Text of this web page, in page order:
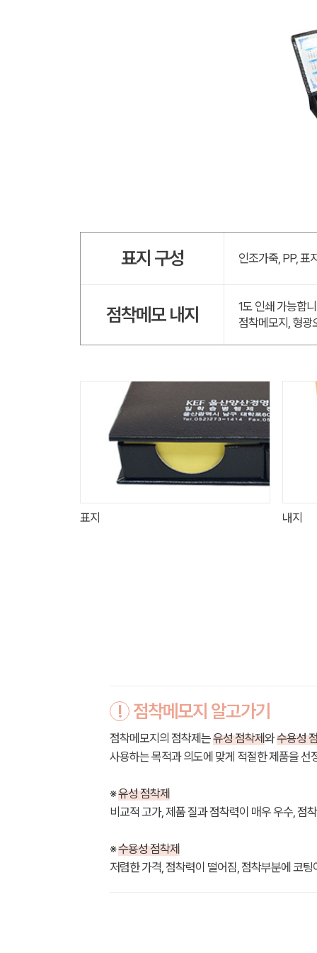
표지 구성 인조가죽, PP, 표
점착메모 내지
1도 인쇄 가능합
점착메모지, 형광
표지 내지
! 점착메모지 알고가기
점착메모지의 점착제는유성 점착제와수용성
사용하는 목적과 의도에 맞게 적절한 제품을 선
※유성 점착제
비교적 고가, 제품 질과 점착력이 매우 우수, 점
※수용성 점착제
저렴한 가격, 점착력이 떨어짐, 점착부분에 코